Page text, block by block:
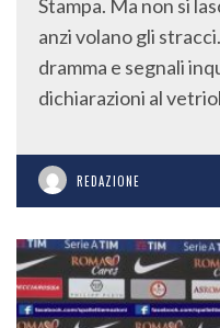
anzi volano gli
dramma e segnali
dichiarazioni al